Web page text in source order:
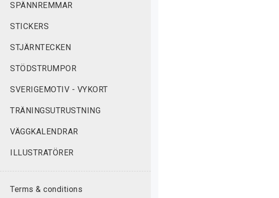
SPÄNNREMMAR
STICKERS
STJÄRNTECKEN
STÖDSTRUMPOR
SVERIGEMOTIV - VYKORT
TRÄNINGSUTRUSTNING
VÄGGKALENDRAR
ILLUSTRATÖRER
Terms & conditions